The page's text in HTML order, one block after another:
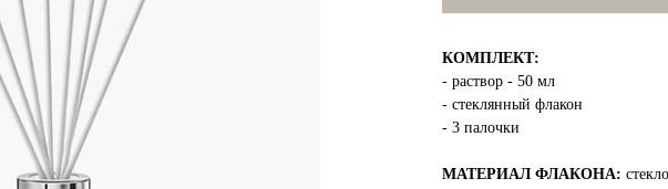
КОМПЛЕКТ:
- раствор - 50 мл
- стеклянный флакон
- 3 палочки
МАТЕРИАЛ ФЛАКОНА: стекло